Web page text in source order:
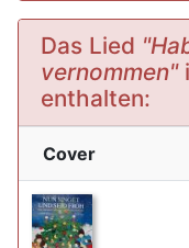
Das Lied
vernommen"
enthalten:
Cover